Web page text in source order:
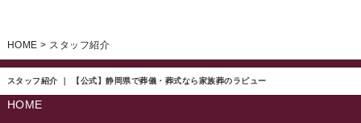
スタッフ紹介 ｜ 【公式】静岡県で葬儀・葬式なら家族葬のラビュー
HOME > スタッフ紹介
HOME